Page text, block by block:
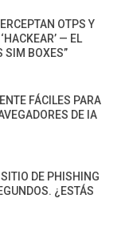
OTPS Y
— EL
SIM BOXES”
FÁCILES PARA
DE IA
DE PHISHING
¿ESTÁS